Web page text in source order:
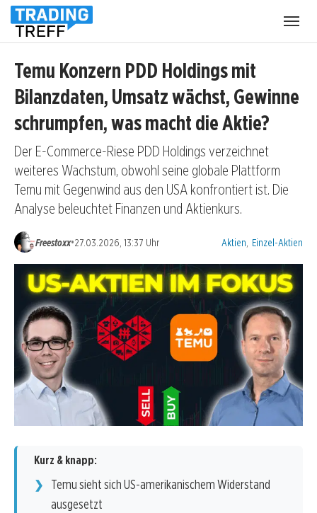
Temu Konzern PDD Holdings mit
Bilanzdaten, Umsatz wächst, Gewinne
schrumpfen, was macht die Aktie?
Der E-Commerce-Riese PDD Holdings verzeichnet
weiteres Wachstum, obwohl seine globale Plattform
Temu mit Gegenwind aus den USA konfrontiert ist. Die
Analyse beleuchtet Finanzen und Aktienkurs.
Freestoxx•27.03.2026, 13:37 Uhr Kategorien:
Aktien Einzel-Aktien
Kurz & knapp:
Temu sieht sich US-amerikanischem Widerstand
ausgesetzt